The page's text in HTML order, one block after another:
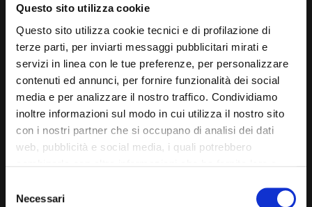
Questo sito utilizza cookie
Questo sito utilizza cookie tecnici e di profilazione di
terze parti, per inviarti messaggi pubblicitari mirati e
servizi in linea con le tue preferenze, per personalizzare
contenuti ed annunci, per fornire funzionalità dei social
media e per analizzare il nostro traffico. Condividiamo
inoltre informazioni sul modo in cui utilizza il nostro sito
con i nostri partner che si occupano di analisi dei dati
web, pubblicità e social media, i quali potrebbero
mera chiusura del banner non comporta l’accettazione
Selection
Necessari
Via Giuditta Pasta 2, Como (CO) 22100
(+39) 031 431 3066
info@carspecialist.eu
Sabato: 09:00 - 12:30